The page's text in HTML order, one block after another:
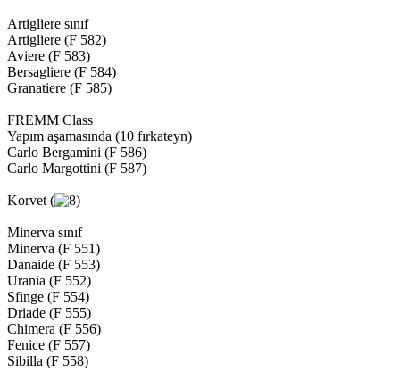
Artigliere sınıf
Artigliere (F 582)
Aviere (F 583)
Bersagliere (F 584)
Granatiere (F 585)
FREMM Class
Yapım aşamasında (10 fırkateyn)
Carlo Bergamini (F 586)
Carlo Margottini (F 587)
Korvet (
Minerva sınıf
Minerva (F 551)
Danaide (F 553)
Urania (F 552)
Sfinge (F 554)
Driade (F 555)
Chimera (F 556)
Fenice (F 557)
Sibilla (F 558)